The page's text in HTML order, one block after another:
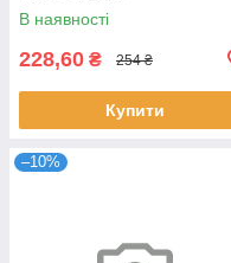
В наявності
228,60 ₴ 254 ₴
Купити
–10%